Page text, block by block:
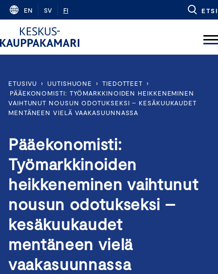
Skip
content
EN SV FI ETSI
ETUSIVU › UUTISHUONE › TIEDOTTEET
›
PÄÄEKONOMISTI: TYÖMARKKINOIDEN HEIKKENEMINEN
VAIHTUNUT NOUSUN ODOTUKSEKSI – KESÄKUUKAUDET
MENTÄNEEN VIELÄ VAAKASUUNNASSA
Pääekonomisti:
Työmarkkinoiden
heikkeneminen vaihtunut
nousun odotukseksi –
kesäkuukaudet
mentäneen vielä
vaakasuunnassa